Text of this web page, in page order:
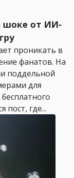
шоке от ИИ-
проникать в
фанатов. На
поддельной
для
пост, где...